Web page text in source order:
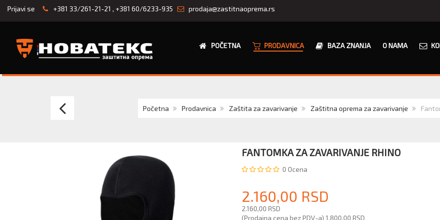
Prijavi se +381 33/261-21-21 , +381 60/6233-935 prodaja@zastitnaoprema.rs
POČETNA PRODAVNICA BAZA ZNANJA O NAMA
Početna Prodavnica Zaštita za zavarivanje Zaštitna oprema za zavarivanje
Portwest
SW20TAR
narukavi
FANTOMKA ZA ZAVARIVANJE RHINO
0 Ocena
2.160,00 RSD
2.160,00 RSD
(Prodajna cena bez PDV-a) 1.800,00 RSD